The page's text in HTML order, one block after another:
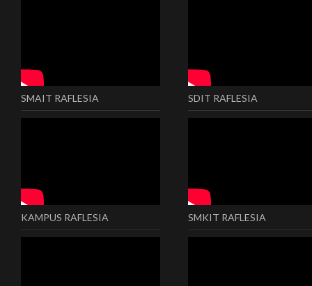
SMAIT RAFLESIA
KAMPUS RAFLESIA
SDIT RAFLESIA
SMKIT RAFLESIA